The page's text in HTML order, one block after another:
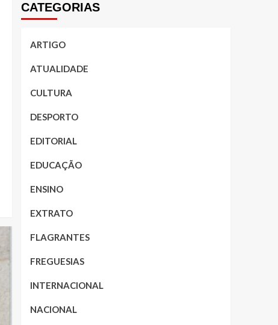
CATEGORIAS
ARTIGO
ATUALIDADE
CULTURA
DESPORTO
EDITORIAL
EDUCAÇÃO
ENSINO
EXTRATO
FLAGRANTES
FREGUESIAS
INTERNACIONAL
NACIONAL